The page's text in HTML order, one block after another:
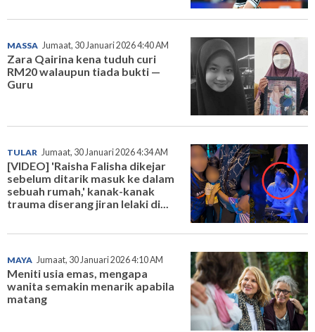
MASSA Jumaat, 30 Januari 2026 4:40 AM
Zara Qairina kena tuduh curi
RM20 walaupun tiada bukti —
Guru
TULAR Jumaat, 30 Januari 2026 4:34 AM
[VIDEO] 'Raisha Falisha dikejar
sebelum ditarik masuk ke dalam
sebuah rumah,' kanak-kanak
trauma diserang jiran lelaki di...
MAYA Jumaat, 30 Januari 2026 4:10 AM
Meniti usia emas, mengapa
wanita semakin menarik apabila
matang